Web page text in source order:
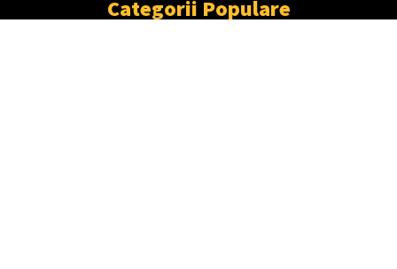
Categorii Populare